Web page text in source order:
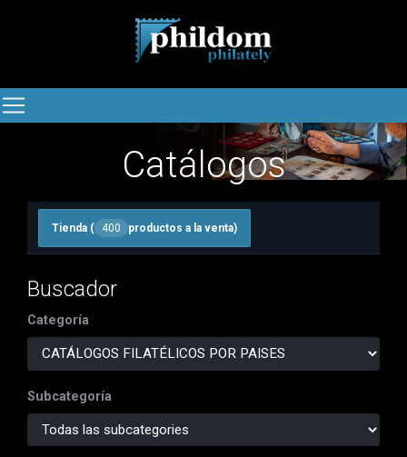
Catálogos
Tienda ( 400 productos a la venta)
Buscador
Categoría
Subcategoría